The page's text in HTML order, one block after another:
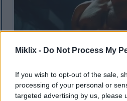
Miklix - Do Not Process My
If you wish to opt-out of the sale,
processing of your personal or
targeted advertising by us, please
Personne debout dans un
des ombres dramatiques et
d'informations et des